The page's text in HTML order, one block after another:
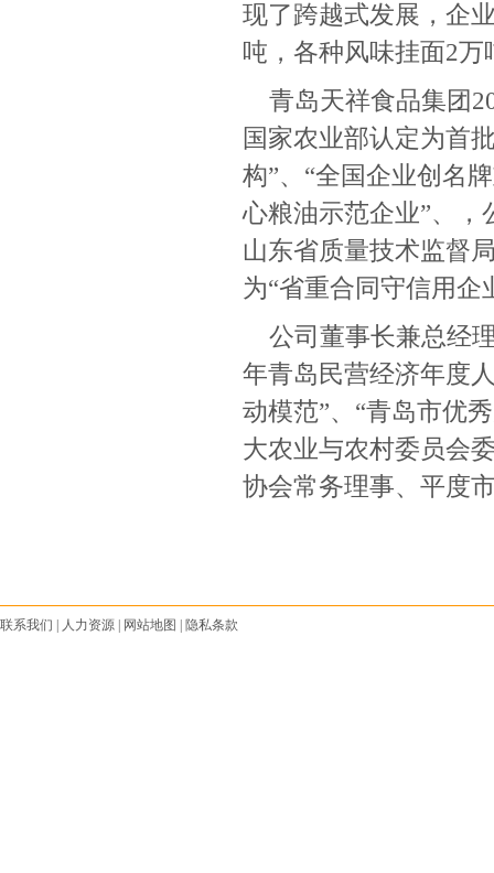
现了跨越式发展，企
吨，各种风味挂面2
青岛天祥食品集团
国家农业部认定为首
构”、“全国企业创名
心粮油示范企业”、，
山东省质量技术监督
为“省重合同守信用企
公司董事长兼总经
年青岛民营经济年度
动模范”、“青岛市优
大农业与农村委员会
协会常务理事、平度
联系我们 人力资源 网站地图 隐私条款